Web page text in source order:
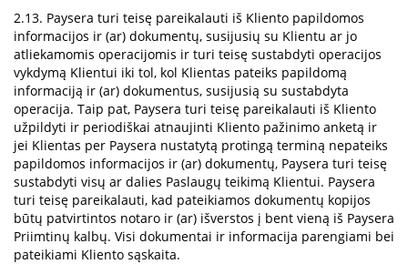
2.13. Paysera turi teisę pareikalauti iš Kliento papildomos
informacijos ir (ar) dokumentų, susijusių su Klientu ar jo
atliekamomis operacijomis ir turi teisę sustabdyti operacijos
vykdymą Klientui iki tol, kol Klientas pateiks papildomą
informaciją ir (ar) dokumentus, susijusią su sustabdyta
operacija. Taip pat, Paysera turi teisę pareikalauti iš Kliento
užpildyti ir periodiškai atnaujinti Kliento pažinimo anketą ir
jei Klientas per Paysera nustatytą protingą terminą nepateiks
papildomos informacijos ir (ar) dokumentų, Paysera turi teisę
sustabdyti visų ar dalies Paslaugų teikimą Klientui. Paysera
turi teisę pareikalauti, kad pateikiamos dokumentų kopijos
būtų patvirtintos notaro ir (ar) išverstos į bent vieną iš Paysera
Priimtinų kalbų. Visi dokumentai ir informacija parengiami bei
pateikiami Kliento sąskaita.